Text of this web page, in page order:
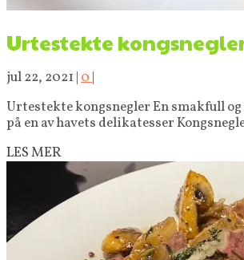
Urtestekte
jul 22, 2021 |0|
Urtestekte kongsnegler En smakfull
på en av havets delikatesser
LES MER